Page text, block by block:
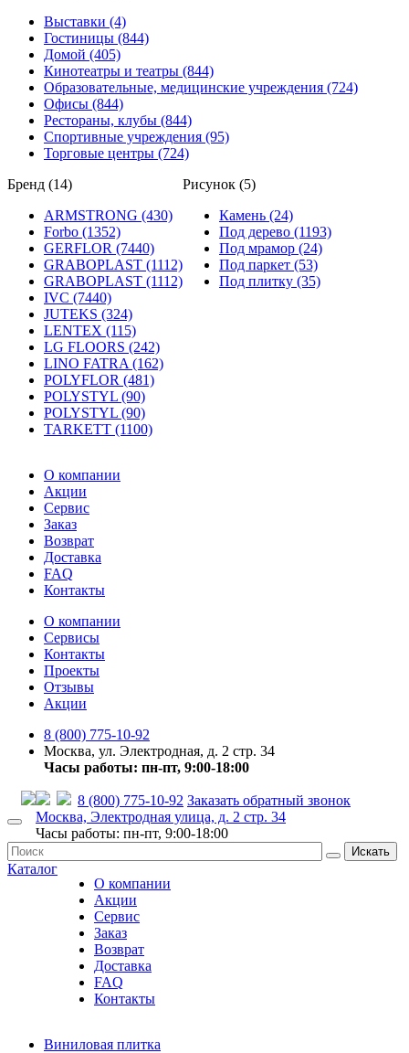
Выставки (4)
Гостиницы (844)
Домой (405)
Кинотеатры и театры (844)
Образовательные, медицинские учреждения (724)
Офисы (844)
Рестораны, клубы (844)
Спортивные учреждения (95)
Торговые центры (724)
Бренд (14)
ARMSTRONG (430)
Forbo (1352)
GERFLOR (7440)
GRABOPLAST (1112)
GRABOPLAST (1112)
IVC (7440)
JUTEKS (324)
LENTEX (115)
LG FLOORS (242)
LINO FATRA (162)
POLYFLOR (481)
POLYSTYL (90)
POLYSTYL (90)
TARKETT (1100)
Рисунок (5)
Камень (24)
Под дерево (1193)
Под мрамор (24)
Под паркет (53)
Под плитку (35)
О компании
Акции
Сервис
Заказ
Возврат
Доставка
FAQ
Контакты
О компании
Сервисы
Контакты
Проекты
Отзывы
Акции
8 (800) 775-10-92
Москва, ул. Электродная, д. 2 стр. 34
Часы работы: пн-пт, 9:00-18:00
8 (800) 775-10-92 Заказать обратный звонок
Москва, Электродная улица, д. 2 стр. 34
Часы работы: пн-пт, 9:00-18:00
Искать
Каталог
О компании
Акции
Сервис
Заказ
Возврат
Доставка
FAQ
Контакты
Виниловая плитка